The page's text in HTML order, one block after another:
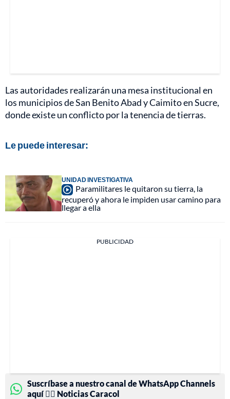
Las autoridades realizarán una mesa institucional en
los municipios de San Benito Abad y Caimito en Sucre,
donde existe un conflicto por la tenencia de tierras.
Le puede interesar:
UNIDAD INVESTIGATIVA
Paramilitares le quitaron su tierra, la
recuperó y ahora le impiden usar camino para
llegar a ella
PUBLICIDAD
Suscríbase a nuestro canal de WhatsApp Channels
aquí 👉🏻 Noticias Caracol